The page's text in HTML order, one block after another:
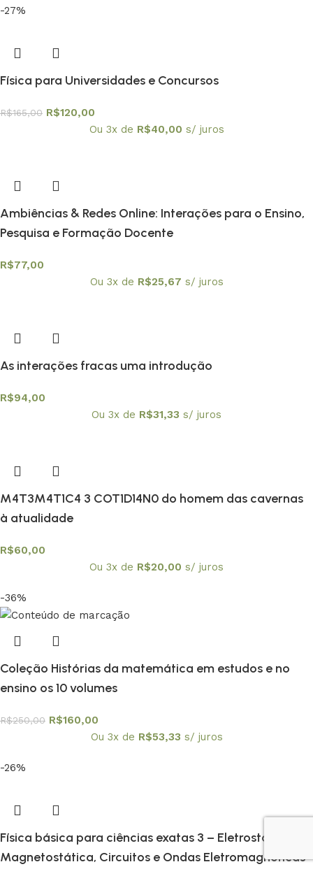
-27%
Física para Universidades e Concursos
R$165,00 R$120,00
Ou 3x de R$40,00 s/ juros
Ambiências & Redes Online: Interações para o Ensino,
Pesquisa e Formação Docente
R$77,00
Ou 3x de R$25,67 s/ juros
As interações fracas uma introdução
R$94,00
Ou 3x de R$31,33 s/ juros
M4T3M4T1C4 3 COT1D14N0 do homem das cavernas
à atualidade
R$60,00
Ou 3x de R$20,00 s/ juros
-36%
Coleção Histórias da matemática em estudos e no
ensino os 10 volumes
R$250,00 R$160,00
Ou 3x de R$53,33 s/ juros
-26%
Física básica para ciências exatas 3 – Eletrostática,
Magnetostática, Circuitos e Ondas Eletromagnéticas